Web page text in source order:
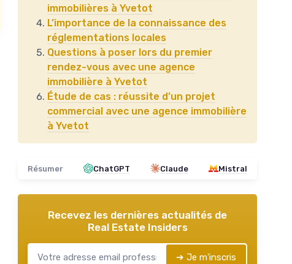
immobilières à Yvetot
L’importance de la connaissance des
réglementations locales
Questions à poser lors du premier
rendez-vous avec une agence
immobilière à Yvetot
Étude de cas : réussite d’un projet
commercial avec une agence immobilière
à Yvetot
Résumer ChatGPT Claude Mistral
Recevez les dernières actualités de
Real Estate Insiders
➔ Je m'inscris